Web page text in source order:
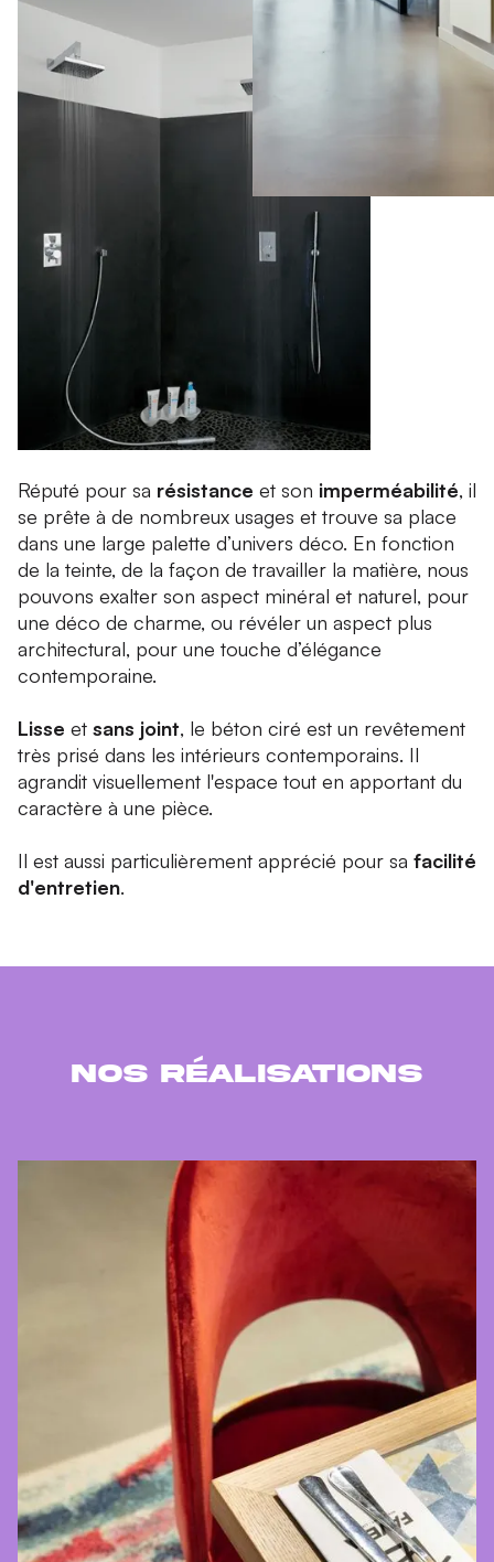
Réputé pour sa résistance et son imperméabilité, il
se prête à de nombreux usages et trouve sa place
dans une large palette d’univers déco. En fonction
de la teinte, de la façon de travailler la matière, nous
pouvons exalter son aspect minéral et naturel, pour
une déco de charme, ou révéler un aspect plus
architectural, pour une touche d’élégance
contemporaine.
Lisse et sans joint, le béton ciré est un revêtement
très prisé dans les intérieurs contemporains. Il
agrandit visuellement l'espace tout en apportant du
caractère à une pièce.
Il est aussi particulièrement apprécié pour sa facilité
d'entretien.
Nos réalisations